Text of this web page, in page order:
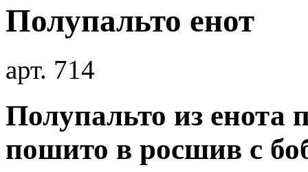
Полупальто енот
арт. 714
Полупальто из енота
пошито в росшив с